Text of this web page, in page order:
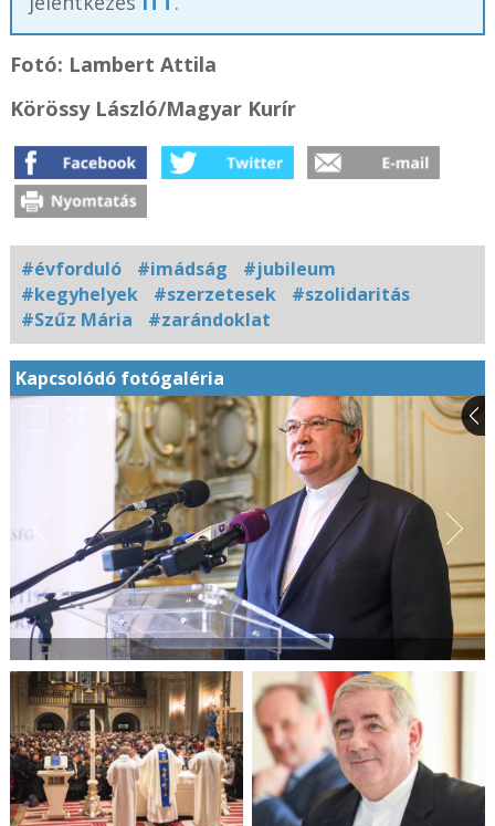
Fotó: Lambert Attila
Körössy László/Magyar Kurír
#évforduló #imádság
#jubileum
#kegyhelyek
#szerzetesek
#szolidaritás
#Szűz Mária
#zarándoklat
Kapcsolódó fotógaléria